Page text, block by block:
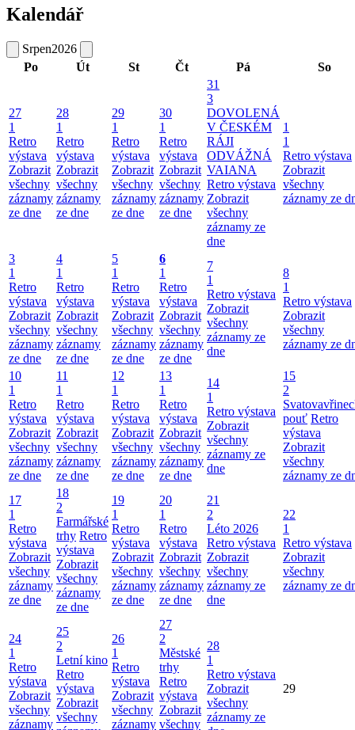
Kalendář
Srpen2026
Po
Út St Čt Pá So
27
1
Retro
výstava
Zobrazit
všechny
záznamy
ze dne
28
1
Retro
výstava
Zobrazit
všechny
záznamy
ze dne
29
1
Retro
výstava
Zobrazit
všechny
záznamy
ze dne
30
1
Retro
výstava
Zobrazit
všechny
záznamy
ze dne
31
3
DOVOLENÁ
V ČESKÉM
RÁJI
ODVÁŽNÁ
VAIANA
Retro výstava
Zobrazit
všechny
záznamy ze
dne
1
1
Retro výstava
Zobrazit
všechny
záznamy ze
3
1
Retro
výstava
Zobrazit
všechny
záznamy
ze dne
4
1
Retro
výstava
Zobrazit
všechny
záznamy
ze dne
5
1
Retro
výstava
Zobrazit
všechny
záznamy
ze dne
6
1
Retro
výstava
Zobrazit
všechny
záznamy
ze dne
7
1
Retro výstava
Zobrazit
všechny
záznamy ze
dne
8
1
Retro výstava
Zobrazit
všechny
záznamy ze
10
1
Retro
výstava
Zobrazit
všechny
záznamy
ze dne
11
1
Retro
výstava
Zobrazit
všechny
záznamy
ze dne
12
1
Retro
výstava
Zobrazit
všechny
záznamy
ze dne
13
1
Retro
výstava
Zobrazit
všechny
záznamy
ze dne
14
1
Retro výstava
Zobrazit
všechny
záznamy ze
dne
15
2
pouť Retro
výstava
Zobrazit
všechny
záznamy ze
17
1
Retro
výstava
Zobrazit
všechny
záznamy
ze dne
18
2
Farmářské
trhy Retro
výstava
Zobrazit
všechny
záznamy
ze dne
19
1
Retro
výstava
Zobrazit
všechny
záznamy
ze dne
20
1
Retro
výstava
Zobrazit
všechny
záznamy
ze dne
21
2
Léto 2026
Retro výstava
Zobrazit
všechny
záznamy ze
dne
22
1
Retro výstava
Zobrazit
všechny
záznamy ze
24
1
Retro
výstava
Zobrazit
všechny
záznamy
25
2
Letní kino
Retro
výstava
Zobrazit
všechny
26
1
Retro
výstava
Zobrazit
všechny
záznamy
27
2
Městské
trhy
Retro
výstava
Zobrazit
všechny
28
1
Retro výstava
Zobrazit
všechny
záznamy ze
29